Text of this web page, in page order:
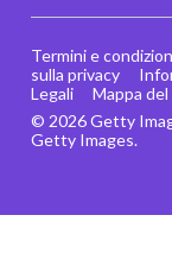
© 2026 Getty
Getty Images.
Termini e
sulla privacy
Legali
Mappa